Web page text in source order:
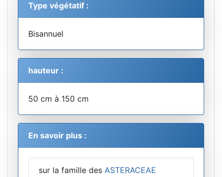
Type végétatif :
Bisannuel
hauteur :
50 cm à 150 cm
En savoir plus :
sur la famille des ASTERACEAE